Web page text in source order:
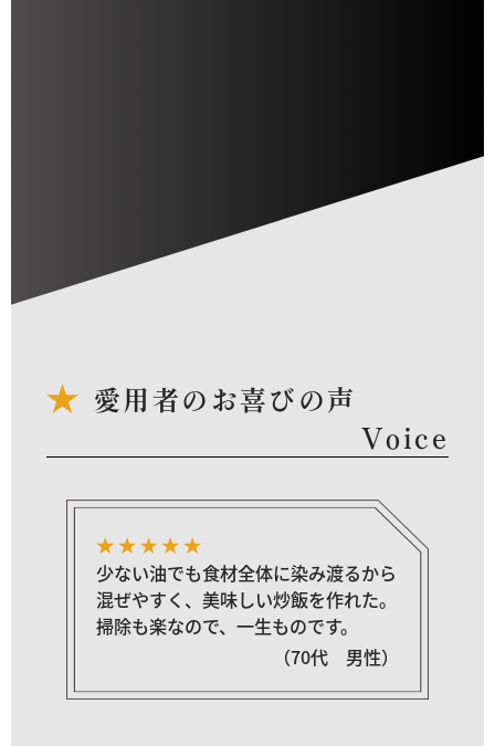
愛用者のお喜びの声
Voice
少ない油でも食材全体に染み渡るから
混ぜやすく、美味しい炒飯を作れた。
掃除も楽なので、一生ものです。
（70代 男性）